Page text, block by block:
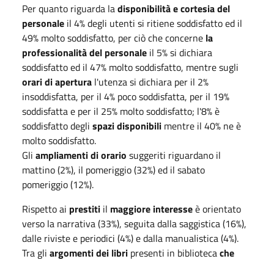
Per quanto riguarda ladisponibilità e cortesia del
personale il 4% degli utenti si ritiene soddisfatto ed il
49% molto soddisfatto, per ciò che concerne la
professionalità del personale il 5% si dichiara
soddisfatto ed il 47% molto soddisfatto, mentre sugli
orari di apertura l'utenza si dichiara per il 2%
insoddisfatta, per il 4% poco soddisfatta, per il 19%
soddisfatta e per il 25% molto soddisfatto; l'8% è
soddisfatto degli spazi disponibili mentre il 40% ne è
molto soddisfatto.
Gli ampliamenti di orario suggeriti riguardano il
mattino (2%), il pomeriggio (32%) ed il sabato
pomeriggio (12%).
Rispetto ai prestiti il maggiore interesseè orientato
verso la narrativa (33%), seguita dalla saggistica (16%),
dalle riviste e periodici (4%) e dalla manualistica (4%).
Tra gli argomenti dei libri presenti in bibliotecache